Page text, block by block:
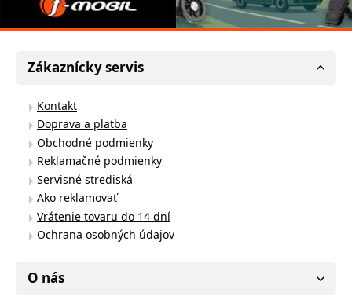
Zákaznícky servis
Kontakt
Doprava a platba
Obchodné podmienky
Reklamačné podmienky
Servisné strediská
Ako reklamovať
Vrátenie tovaru do 14 dní
Ochrana osobných údajov
O nás